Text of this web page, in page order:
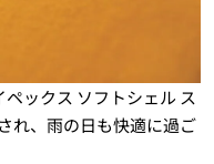
ックス ソフトシェル ス
れ、雨の日も快適に過ご